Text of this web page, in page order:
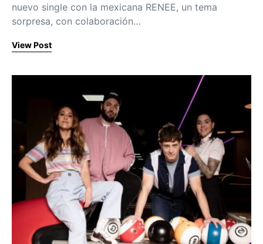
nuevo single con la mexicana RENEE, un tema
sorpresa, con colaboración…
View Post